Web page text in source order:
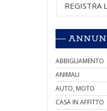
REGISTRA
ABBIGLIAMENTO
ANIMALI
AUTO, MOTO
CASA IN AFFITTO